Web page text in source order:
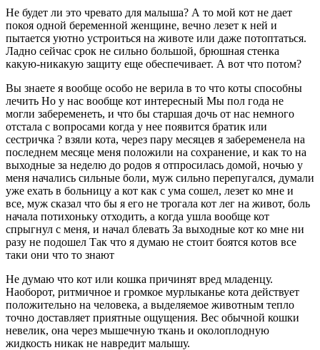
Не будет ли это чревато для малыша? А то мой кот не дает
покоя одной беременной женщине, вечно лезет к ней и
пытается уютно устроиться на животе или даже потоптаться.
Ладно сейчас срок не сильно большой, брюшная стенка
какую-никакую защиту еще обеспечивает. А вот что потом?
Вы знаете я вообще особо не верила в то что коты способны
лечить Но у нас вообще кот интересный Мы пол года не
могли забеременеть, и что бы старшая дочь от нас немного
отстала с вопросами когда у нее появится братик или
сестричка ? взяли кота, через пару месяцев я забеременела на
последнем месяце меня положили на сохранение, и как то на
выходные за неделю до родов я отпросилась домой, ночью у
меня начались сильные боли, муж сильно перепугался, думали
уже ехать в больницу а кот как с ума сошел, лезет ко мне и
все, муж сказал что бы я его не трогала кот лег на живот, боль
начала потихоньку отходить, а когда ушла вообще кот
спрыгнул с меня, и начал блевать За выходные кот ко мне ни
разу не подошел Так что я думаю не стоит боятся котов все
таки они что то знают
Не думаю что кот или кошка причинят вред младенцу.
Наоборот, ритмичное и громкое мурлыканье кота действует
положительно на человека, а выделяемое животным тепло
точно доставляет приятные ощущения. Вес обычной кошки
невелик, она через мышечную ткань и околоплодную
жидкость никак не навредит малышу.